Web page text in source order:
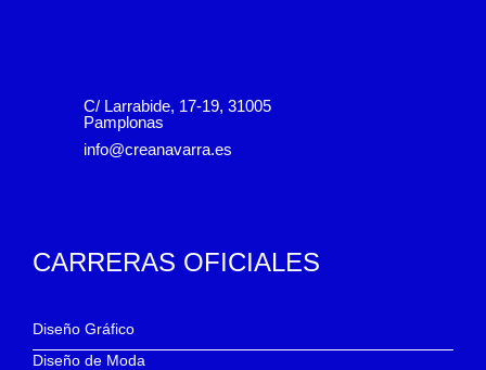
C/ Larrabide, 17-19, 31005
Pamplonas
info@creanavarra.es
CARRERAS OFICIALES
Diseño Gráfico
Diseño de Moda